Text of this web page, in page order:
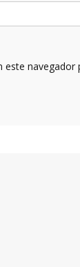
navegador